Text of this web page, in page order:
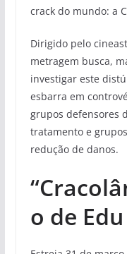
crack do mundo: a
Dirigido pelo
metragem busca,
investigar este
esbarra em
grupos defensores
tratamento e
redução de danos.
o de